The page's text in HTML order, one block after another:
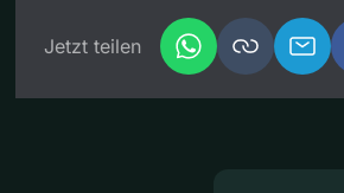
Jetzt teilen